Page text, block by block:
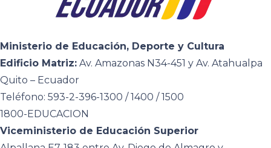
Ministerio de Educación, Deporte y Cultura
Edificio Matriz: Av. Amazonas N34-451 y Av. Atahualpa
Quito – Ecuador
Teléfono: 593-2-396-1300 / 1400 / 1500
1800-EDUCACION
Viceministerio de Educación Superior